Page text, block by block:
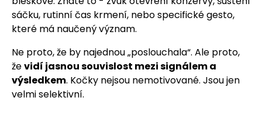
sáčku, rutinní čas krmení, nebo specifické gesto,
které má naučený význam.
Ne proto, že by najednou „poslouchala“. Ale proto,
ževidí jasnou souvislost mezi signálem a
výsledkem. Kočky nejsou nemotivované. Jsou jen
velmi selektivní.